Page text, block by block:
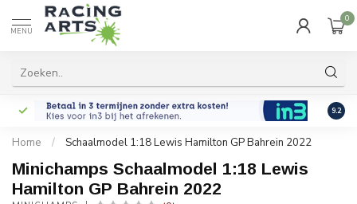
MENU
0
9.2
Home / Schaalmodel 1:18 Lewis Hamilton GP Bahrein 2022
Minichamps Schaalmodel 1:18 Lewis
Hamilton GP Bahrein 2022